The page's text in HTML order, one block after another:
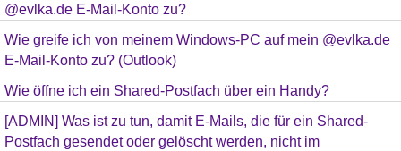
@evlka.de E-Mail-Konto zu?
Wie greife ich von meinem Windows-PC auf mein @evlka.de
E-Mail-Konto zu? (Outlook)
Wie öffne ich ein Shared-Postfach über ein Handy?
[ADMIN] Was ist zu tun, damit E-Mails, die für ein Shared-
Postfach gesendet oder gelöscht werden, nicht im